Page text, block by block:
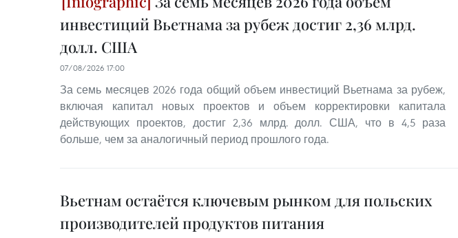
инвестиций Вьетнама за рубеж достиг 2,36 млрд.
долл. США
07/08/2026 17:00
За семь месяцев 2026 года общий объем инвестиций Вьетнама за рубеж,
включая капитал новых проектов и объем корректировки капитала
действующих проектов, достиг 2,36 млрд. долл. США, что в 4,5 раза
больше, чем за аналогичный период прошлого года.
Вьетнам остаётся ключевым рынком для польских
производителей продуктов питания